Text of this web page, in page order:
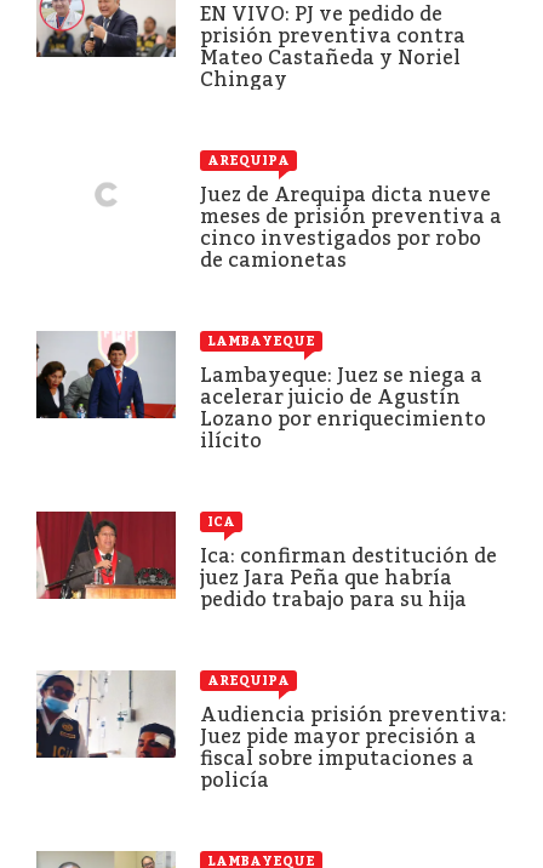
EN VIVO: PJ ve pedido de
prisión preventiva contra
Mateo Castañeda y Noriel
Chingay
AREQUIPA
Juez de Arequipa dicta nueve
meses de prisión preventiva a
cinco investigados por robo
de camionetas
LAMBAYEQUE
Lambayeque: Juez se niega a
acelerar juicio de Agustín
Lozano por enriquecimiento
ilícito
ICA
Ica: confirman destitución de
juez Jara Peña que habría
pedido trabajo para su hija
AREQUIPA
Audiencia prisión preventiva:
Juez pide mayor precisión a
fiscal sobre imputaciones a
policía
LAMBAYEQUE